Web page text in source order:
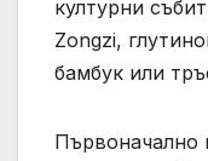
културни
Zongzi,
бамбук или
Първоначално